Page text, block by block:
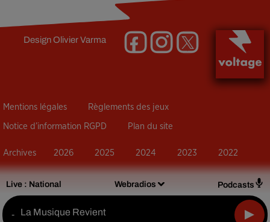
Live : National Webradios Podcasts
- La Musique Revient
DesignOlivier Varma
Mentions légales Règlements des jeux
Notice d’information RGPD Plan du site
Archives 2026 2025 2024 2023 2022